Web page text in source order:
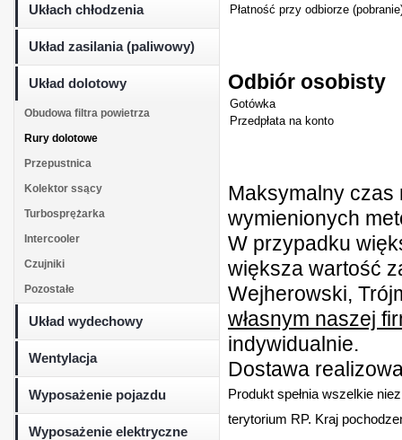
Ukłach chłodzenia
Układ zasilania (paliwowy)
Układ dolotowy
Obudowa filtra powietrza
Rury dolotowe
Przepustnica
Kolektor ssący
Turbosprężarka
Intercooler
Czujniki
Pozostałe
Układ wydechowy
Wentylacja
Wyposażenie pojazdu
Wyposażenie elektryczne
Płatność przy odbiorze
Odbiór osobisty
Gotówka
Przedpłata na konto
Maksymalny czas
wymienionych
W przypadku
większa wartość
Wejherowski,
własnym naszej
indywidualnie.
Dostawa
Produkt spełnia wszelkie
terytorium RP. Kraj